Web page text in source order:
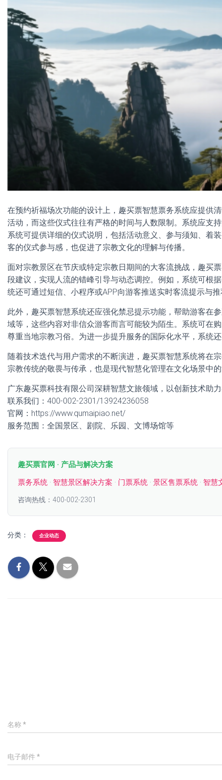
在预约祈福场次功能的设计上，趣买票智慧票务系统应提供
活动，而这些仪式往往有严格的时间与人数限制。系统应支
系统可提供详细的仪式说明，包括活动意义、参与须知、着
客的仪式参与感，也促进了宗教文化的理解与传播。
面对宗教景区在节庆或特定宗教日期间的大客流挑战，趣买
段建议，实现人流的错峰引导与动态调控。例如，系统可根
统还可通过短信、小程序或APP向游客推送实时客流提示与
此外，趣买票智慧系统还应强化禁忌提示功能，帮助游客在
域等，这些内容对非信众游客而言可能较为陌生。系统可在
尊重当地宗教习俗。为进一步提升服务的国际化水平，系统
随着技术迭代与用户需求的不断演进，趣买票智慧系统将在
宗教传统的敬畏与传承，也是现代智慧化管理在文化场景中
广东趣买票科技有限公司深耕智慧文旅领域，以创新技术助
联系我们：400-002-2301/13924236058
官网：https://www.qumaipiao.net/
服务范围：全国景区、剧院、乐园、文博场馆等
趣买票官网 · 产品与解决方案
票务系统 · 智慧景区解决方案 · 门票系统 · 景区售票系统 · 智慧
咨询热线：400-002-2301
分类： 企业动态
名称*
电子邮件 *